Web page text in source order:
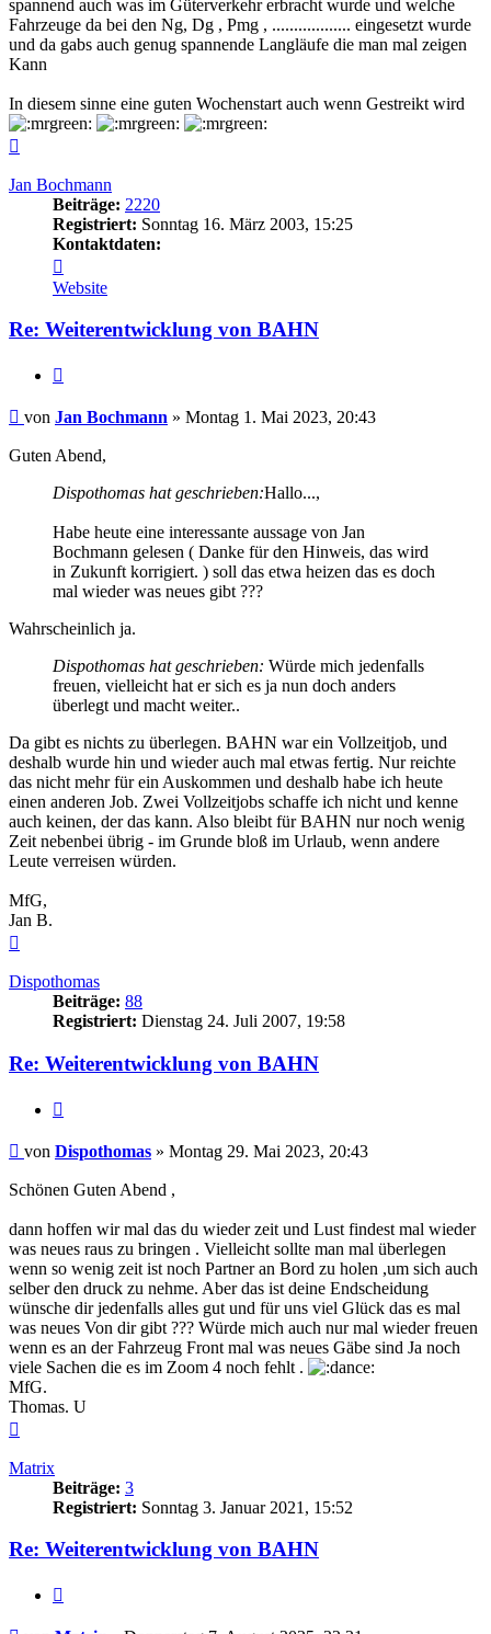
spannend auch was im Güterverkehr erbracht wurde und welche
Fahrzeuge da bei den Ng, Dg , Pmg , .................. eingesetzt wurde
und da gabs auch genug spannende Langläufe die man mal zeigen
Kann
In diesem sinne eine guten Wochenstart auch wenn Gestreikt wird
Jan Bochmann
Beiträge: 2220
Registriert: Sonntag 16. März 2003, 15:25
Kontaktdaten:
von
Jan
Bochmann
Website
Re: Weiterentwicklung von BAHN
Beitrag
von Jan Bochmann » Montag 1. Mai 2023, 20:43
Guten Abend,
Dispothomas hat geschrieben:Hallo...,
Habe heute eine interessante aussage von Jan
Bochmann gelesen ( Danke für den Hinweis, das wird
in Zukunft korrigiert. ) soll das etwa heizen das es doch
mal wieder was neues gibt ???
Wahrscheinlich ja.
Dispothomas hat geschrieben: Würde mich jedenfalls
freuen, vielleicht hat er sich es ja nun doch anders
überlegt und macht weiter..
Da gibt es nichts zu überlegen. BAHN war ein Vollzeitjob, und
deshalb wurde hin und wieder auch mal etwas fertig. Nur reichte
das nicht mehr für ein Auskommen und deshalb habe ich heute
einen anderen Job. Zwei Vollzeitjobs schaffe ich nicht und kenne
auch keinen, der das kann. Also bleibt für BAHN nur noch wenig
Zeit nebenbei übrig - im Grunde bloß im Urlaub, wenn andere
Leute verreisen würden.
MfG,
Jan B.
Dispothomas
Beiträge: 88
Registriert: Dienstag 24. Juli 2007, 19:58
Re: Weiterentwicklung von BAHN
Beitrag
von Dispothomas » Montag 29. Mai 2023, 20:43
Schönen Guten Abend ,
dann hoffen wir mal das du wieder zeit und Lust findest mal wieder
was neues raus zu bringen . Vielleicht sollte man mal überlegen
wenn so wenig zeit ist noch Partner an Bord zu holen ,um sich auch
selber den druck zu nehme. Aber das ist deine Endscheidung
wünsche dir jedenfalls alles gut und für uns viel Glück das es mal
was neues Von dir gibt ??? Würde mich auch nur mal wieder freuen
wenn es an der Fahrzeug Front mal was neues Gäbe sind Ja noch
viele Sachen die es im Zoom 4 noch fehlt .
MfG.
Thomas. U
Matrix
Beiträge: 3
Registriert: Sonntag 3. Januar 2021, 15:52
Re: Weiterentwicklung von BAHN